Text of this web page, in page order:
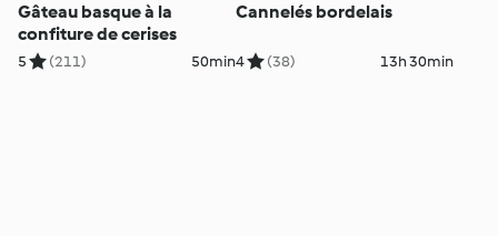
Gâteau basque à la
confiture de cerises
5 (211) 50min
Cannelés bordelais
4 (38) 13h 30min